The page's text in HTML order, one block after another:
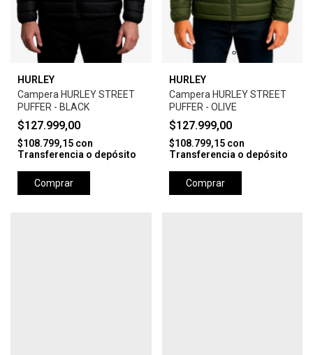
HURLEY
Campera HURLEY STREET
PUFFER - BLACK
$127.999,00
$108.799,15 con
Transferencia o depósito
Comprar
HURLEY
Campera HURLEY STREET
PUFFER - OLIVE
$127.999,00
$108.799,15 con
Transferencia o depósito
Comprar